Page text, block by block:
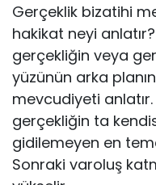
Gerçeklik bizatihi
hakikat neyi
gerçekliğin veya
yüzünün arka
mevcudiyeti
gerçekliğin ta
gidilemeyen en
Sonraki varoluş